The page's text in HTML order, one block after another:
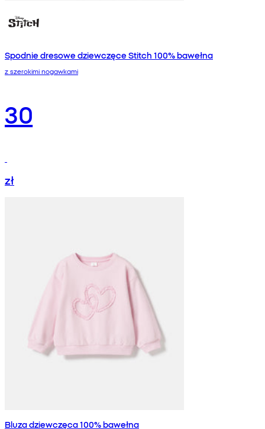
Spodnie dresowe dziewczęce Stitch 100% bawełna
z szerokimi nogawkami
30
zł
Bluza dziewczęca 100% bawełna